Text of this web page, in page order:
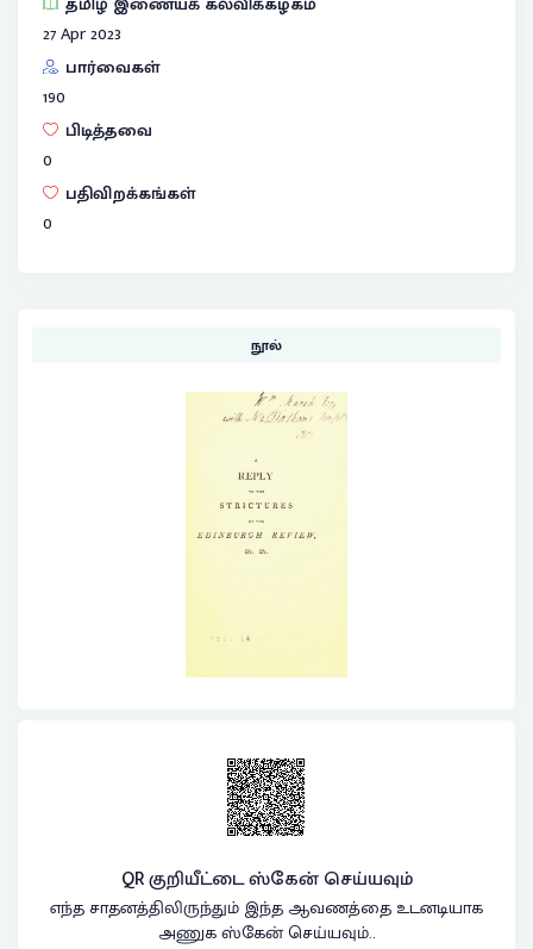
27 Apr 2023
பார்வைகள்
190
பிடித்தவை
0
பதிவிறக்கங்கள்
0
நூல்
QR குறியீட்டை ஸ்கேன் செய்யவும்
எந்த சாதனத்திலிருந்தும் இந்த ஆவணத்தை உடனடியாக
அணுக ஸ்கேன் செய்யவும்..